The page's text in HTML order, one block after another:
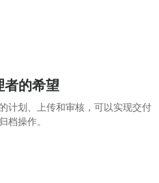
者的希望
计划、上传和审核，可以实现交付
档操作。